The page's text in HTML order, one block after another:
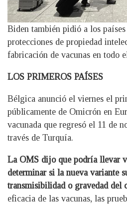
Biden también pidió a los
protecciones de propiedad
fabricación de vacunas en todo
LOS PRIMEROS PAÍSES
Bélgica anunció el viernes el
públicamente de Omicrón en
vacunada que regresó el 11 de
través de Turquía.
La OMS dijo que podría llevar
determinar si la nueva variante
transmisibilidad o gravedad del
eficacia de las vacunas, las